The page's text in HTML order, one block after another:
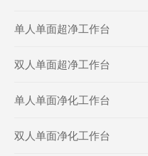
单人单面超净工作台
双人单面超净工作台
单人单面净化工作台
双人单面净化工作台